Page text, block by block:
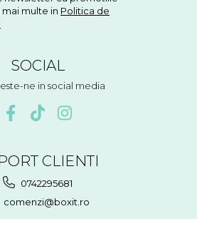
mai multe in Politica de
SOCIAL
ne in social media
CLIENTI
0742295681
comenzi@boxit.ro